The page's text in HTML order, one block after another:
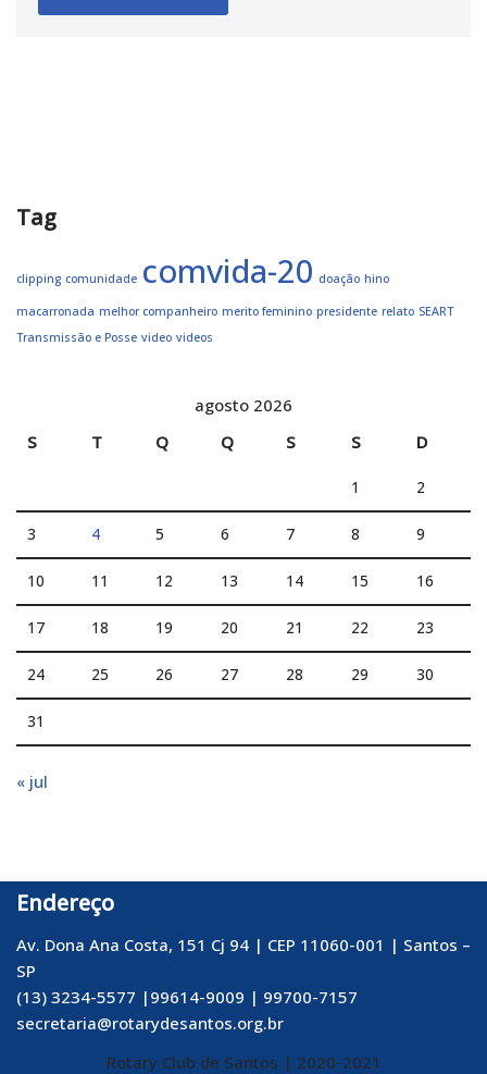
Tag
clipping comunidade comvida-20 doação hino
macarronada melhor companheiro merito feminino presidente relato SEART
Transmissão e Posse video videos
agosto 2026
S
T Q Q S S D
1 2
3 4 5 6 7 8 9
10 11 12 13 14 15 16
17 18 19 20 21 22 23
24 25 26 27 28 29 30
31
« jul
Endereço
Av. Dona Ana Costa, 151 Cj 94 | CEP 11060-001 | Santos –
SP
(13) 3234-5577 |99614-9009 | 99700-7157
secretaria@rotarydesantos.org.br
Rotary Club de Santos | 2020-2021